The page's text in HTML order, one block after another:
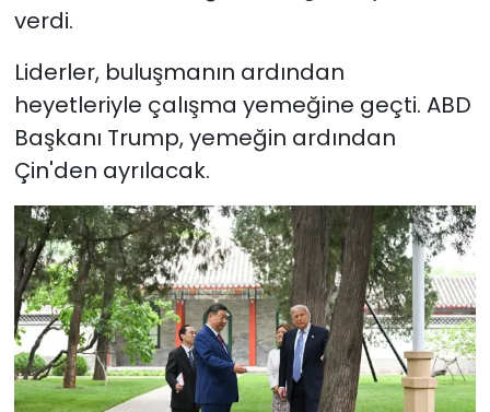
verdi.
Liderler, buluşmanın ardından
heyetleriyle çalışma yemeğine geçti. ABD
Başkanı Trump, yemeğin ardından
Çin'den ayrılacak.